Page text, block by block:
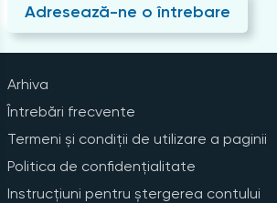
Adresează-ne o întrebare
Arhiva
Întrebări frecvente
Termeni și condiții de utilizare a paginii
Politica de confidențialitate
Instrucțiuni pentru ștergerea contului